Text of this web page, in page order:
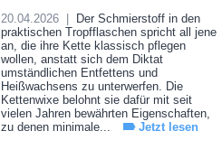
20.04.2026 |
Der Schmierstoff in den
praktischen Tropfflaschen spricht all jene
an, die ihre Kette klassisch pflegen
wollen, anstatt sich dem Diktat
umständlichen Entfettens und
Heißwachsens zu unterwerfen. Die
Kettenwixe belohnt sie dafür mit seit
vielen Jahren bewährten Eigenschaften,
zu denen minimale...
Jetzt lesen